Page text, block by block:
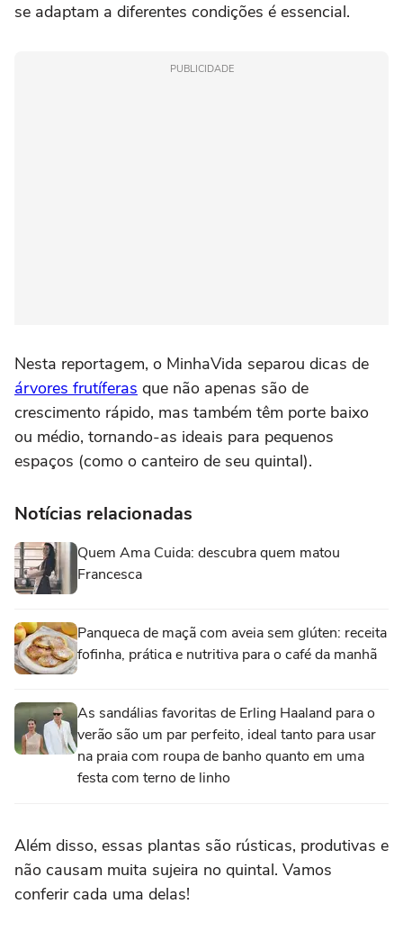
se adaptam a diferentes condições é essencial.
PUBLICIDADE
Nesta reportagem, o MinhaVida separou dicas de
árvores frutíferas que não apenas são de
crescimento rápido, mas também têm porte baixo
ou médio, tornando-as ideais para pequenos
espaços (como o canteiro de seu quintal).
Notícias relacionadas
Quem Ama Cuida: descubra quem matou
Francesca
Panqueca de maçã com aveia sem glúten: receita
fofinha, prática e nutritiva para o café da manhã
As sandálias favoritas de Erling Haaland para o
verão são um par perfeito, ideal tanto para usar
na praia com roupa de banho quanto em uma
festa com terno de linho
Além disso, essas plantas são rústicas, produtivas e
não causam muita sujeira no quintal. Vamos
conferir cada uma delas!